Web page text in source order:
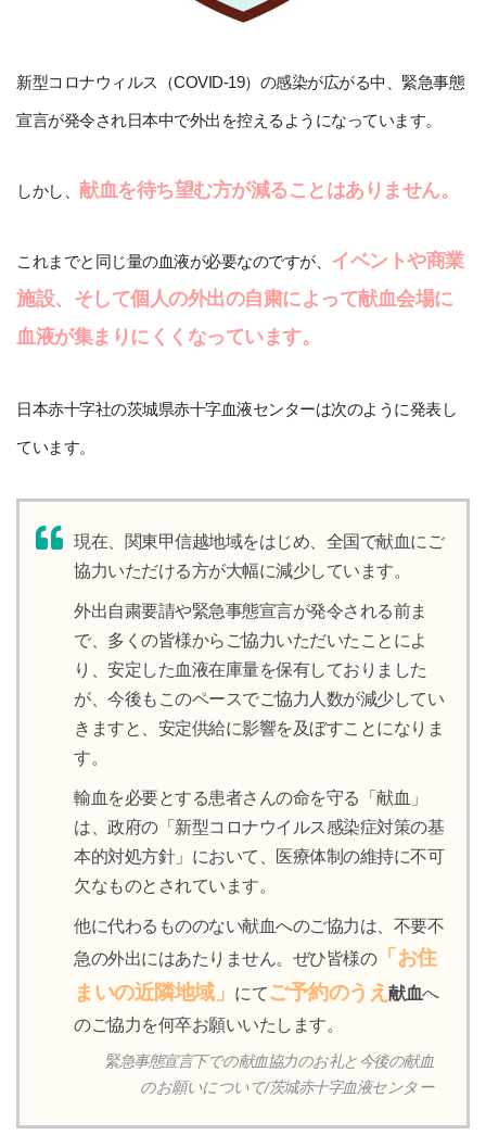
新型コロナウィルス（COVID-19）の感染が広がる中、緊急事態
宣言が発令され日本中で外出を控えるようになっています。
しかし、 献血を待ち望む方が減ることはありません。
これまでと同じ量の血液が必要なのですが、 イベントや商業
施設、そして個人の外出の自粛によって献血会場に
血液が集まりにくくなっています。
日本赤十字社の茨城県赤十字血液センターは次のように発表し
ています。
現在、関東甲信越地域をはじめ、全国で献血にご
協力いただける方が大幅に減少しています。
外出自粛要請や緊急事態宣言が発令される前ま
で、多くの皆様からご協力いただいたことによ
り、安定した血液在庫量を保有しておりました
が、今後もこのペースでご協力人数が減少してい
きますと、安定供給に影響を及ぼすことになりま
す。
輸血を必要とする患者さんの命を守る「献血」
は、政府の「新型コロナウイルス感染症対策の基
本的対処方針」において、医療体制の維持に不可
欠なものとされています。
他に代わるもののない献血へのご協力は、不要不
急の外出にはあたりません。ぜひ皆様の「お住
まいの近隣地域」 にてご予約のうえ 献血へ
のご協力を何卒お願いいたします。
緊急事態宣言下での献血協力のお礼と今後の献血
のお願いについて/茨城赤十字血液センター